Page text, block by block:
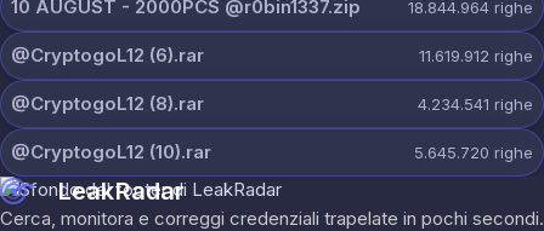
10 AUGUST - 2000PCS @r0bin1337.zip 18.844.964 righe
@CryptogoL12 (6).rar 11.619.912 righe
@CryptogoL12 (8).rar 4.234.541 righe
@CryptogoL12 (10).rar 5.645.720 righe
LeakRadar
Cerca, monitora e correggi credenziali trapelate in pochi secondi.